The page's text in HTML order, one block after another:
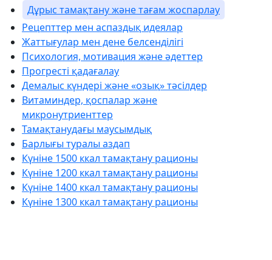
Дұрыс тамақтану және тағам жоспарлау
Рецепттер мен аспаздық идеялар
Жаттығулар мен дене белсенділігі
Психология, мотивация және әдеттер
Прогресті қадағалау
Демалыс күндері және «озық» тәсілдер
Витаминдер, қоспалар және
микронутриенттер
Тамақтанудағы маусымдық
Барлығы туралы аздап
Күніне 1500 ккал тамақтану рационы
Күніне 1200 ккал тамақтану рационы
Күніне 1400 ккал тамақтану рационы
Күніне 1300 ккал тамақтану рационы